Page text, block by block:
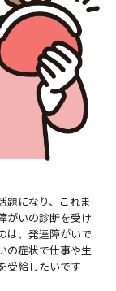
題になり、これま
がいの診断を受け
は、発達障がいで
の症状で仕事や生
受給したいです